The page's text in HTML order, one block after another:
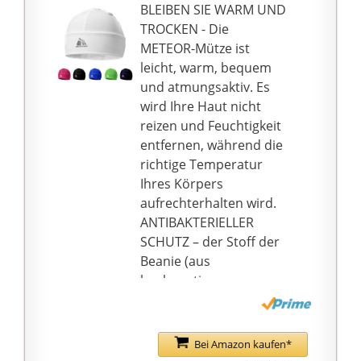
BLEIBEN SIE WARM UND
TROCKEN - Die
METEOR-Mütze ist
leicht, warm, bequem
und atmungsaktiv. Es
wird Ihre Haut nicht
reizen und Feuchtigkeit
entfernen, während die
richtige Temperatur
Ihres Körpers
aufrechterhalten wird.
ANTIBAKTERIELLER
SCHUTZ – der Stoff der
Beanie (aus
hochwertigem,
Polyester). war mit
Bei Amazon kaufen*